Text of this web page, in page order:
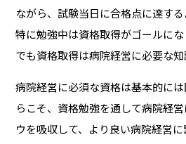
ながら、試験当日に合格点に達する
特に勉強中は資格取得がゴールに
でも資格取得は病院経営に必要な知
病院経営に必須な資格は基本的に
らこそ、資格勉強を通して病院経
ウを吸収して、より良い病院経営に